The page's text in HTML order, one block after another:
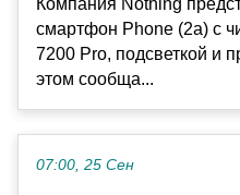
Компания Nothing
смартфон Phone (2a) с
7200 Pro, подсветкой и
этом сообща...
07:00, 25 Сен